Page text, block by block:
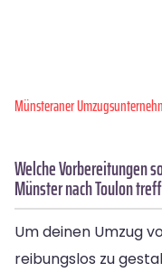
Münsteraner
Welche Vorbereitungen
Münster nach Toulon
Um deinen Umzug
reibungslos zu